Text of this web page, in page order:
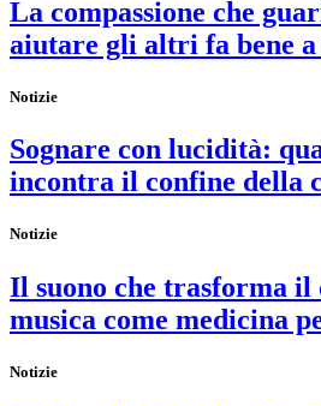
La compassione che
aiutare gli altri fa bene a
Notizie
Sognare con lucidità:
incontra il confine della
Notizie
Il suono che trasforma il
musica come medicina
Notizie